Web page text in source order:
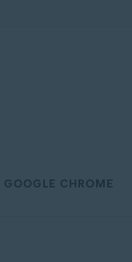
GOOGLE CHROME